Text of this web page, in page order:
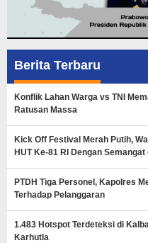
Berita Terbaru
Konflik Lahan Warga vs TNI
Ratusan Massa
Kick Off Festival Merah Putih,
HUT Ke-81 RI Dengan
PTDH Tiga Personel, Kapolres
Terhadap Pelanggaran
1.483 Hotspot Terdeteksi di
Karhutla